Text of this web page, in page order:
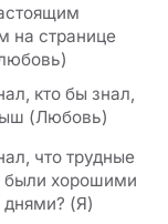
на странице
кто бы знал,
(Любовь)
что трудные
были хорошими
(Я)